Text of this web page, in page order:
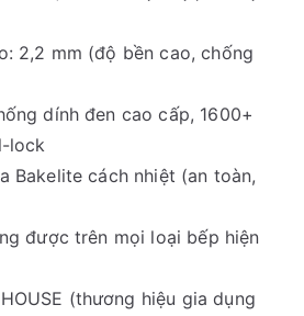
2,2 mm (độ bền cao, chống
dính đen cao cấp, 1600+
lock
Bakelite cách nhiệt (an toàn,
được trên mọi loại bếp hiện
(thương hiệu gia dụng